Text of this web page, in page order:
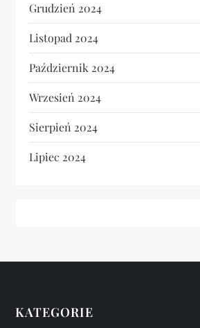
Grudzień 2024
Listopad 2024
Październik 2024
Wrzesień 2024
Sierpień 2024
Lipiec 2024
KATEGORIE